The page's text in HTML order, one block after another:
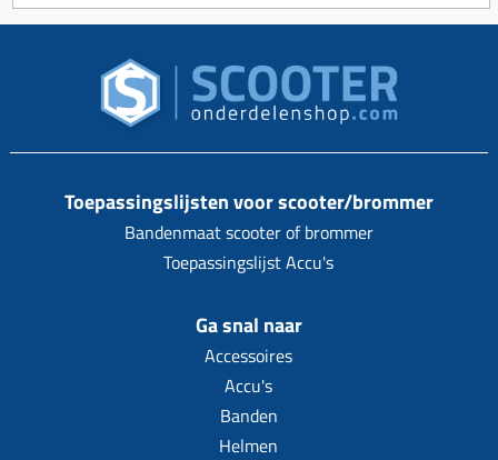
Toepassingslijsten voor scooter/brommer
Bandenmaat scooter of brommer
Toepassingslijst Accu's
Ga snal naar
Accessoires
Accu's
Banden
Helmen